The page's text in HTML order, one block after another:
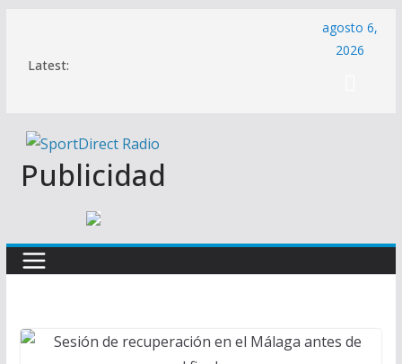
contenido
Latest:
agosto 6,
2026
Publicidad